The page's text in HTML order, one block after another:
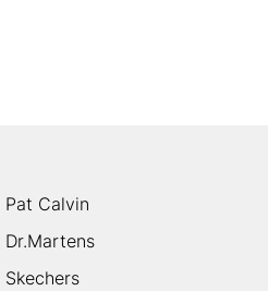
Pat Calvin
Dr.Martens
Skechers